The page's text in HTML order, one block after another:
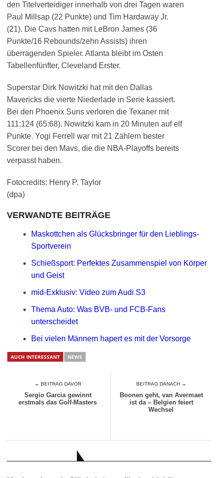
den Titelverteidiger innerhalb von drei Tagen waren
Paul Millsap (22 Punkte) und Tim Hardaway Jr.
(21). Die Cavs hatten mit LeBron James (36
Punkte/16 Rebounds/zehn Assists) ihren
überragenden Spieler. Atlanta bleibt im Osten
Tabellenfünfter, Cleveland Erster.
Superstar Dirk Nowitzki hat mit den Dallas
Mavericks die vierte Niederlade in Serie kassiert.
Bei den Phoenix Suns verloren die Texaner mit
111:124 (65:68). Nowitzki kam in 20 Minuten auf elf
Punkte. Yogi Ferrell war mit 21 Zählern bester
Scorer bei den Mavs, die die NBA-Playoffs bereits
verpasst haben.
Fotocredits: Henry P. Taylor
(dpa)
VERWANDTE BEITRÄGE
Maskottchen als Glücksbringer für den Lieblings-
Sportverein
Schießsport: Perfektes Zusammenspiel von Körper
und Geist
mid-Exklusiv: Video zum Audi S3
Thema Auto: Was BVB- und FCB-Fans
unterscheidet
Bei vielen Männern hapert es mit der Vorsorge
AUCH INTERESSANT NEWS
← BEITRAG DAVOR
Sergio Garcia gewinnt
erstmals das Golf-Masters
BEITRAG DANACH →
Boonen geht, van Avermaet
ist da – Belgien feiert
Wechsel